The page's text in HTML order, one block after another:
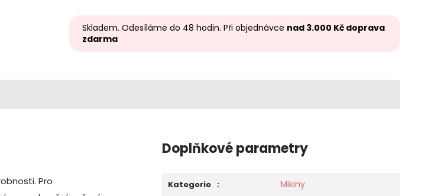
Skladem. Odesíláme do 48 hodin. Při objednávce nad 3.000 Kč doprava
zdarma
Pro
Doplňkové parametry
Kategorie : Mikiny